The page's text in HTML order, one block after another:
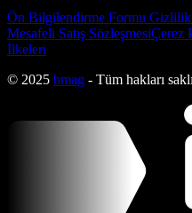
Ön Bilgilendirme Formu Gizlilik
Mesafeli Satış SözleşmesiÇerez
İlkeleri
© 2025 bmag - Tüm hakları